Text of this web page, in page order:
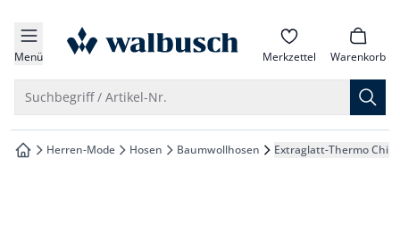
springen
springen
springen
springen
Menü zur Startseite Merkzettel Warenkorb
Suchbegriff / Artikel-Nr.
zur Startseite
Herren-Mode Hosen Baumwollhosen Extraglatt-Thermo